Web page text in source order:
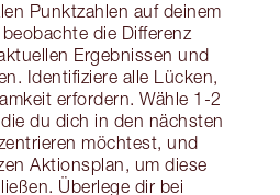
Punktzahlen auf deinem
die Differenz
Ergebnissen und
Identifiziere alle Lücken,
erfordern. Wähle 1-2
du dich in den nächsten
möchtest, und
Aktionsplan, um diese
Überlege dir bei